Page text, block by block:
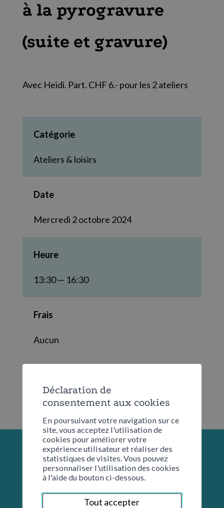
à la pyrogravure
(suite et gravure)
Avec Heidi. Part. CHF 6.- pour les 2 ateliers
Catégorie
Ateliers & loisirs
Date
Mercredi 2 octobre 2024
Heure
13:30 — 16:30
Frais
Aucun
Déclaration de
consentement aux cookies
En poursuivant votre navigation sur ce
site, vous acceptez l'utilisation de
cookies pour améliorer votre
expérience utilisateur et réaliser des
statistiques de visites. Vous pouvez
personnaliser l'utilisation des cookies
à l'aide du bouton ci-dessous.
Tout accepter